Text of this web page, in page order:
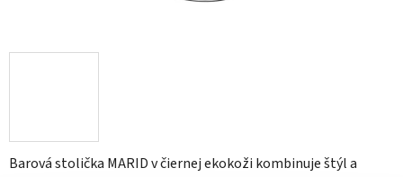
Barová stolička MARID v čiernej ekokoži kombinuje štýl a